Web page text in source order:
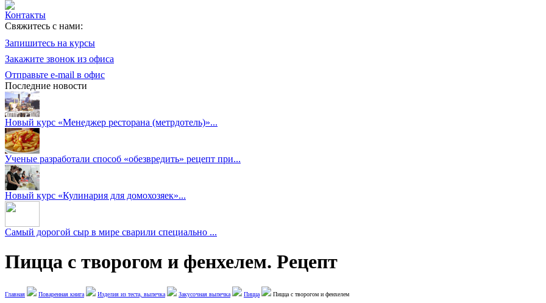
Контакты
Свяжитесь с нами:
Запишитесь на курсы
Закажите звонок из офиса
Отправьте e-mail в офис
Последние новости
Новый курс «Менеджер ресторана (метрдотель)»...
Ученые разработали способ «обезвредить» рецепт при...
Новый курс «Кулинария для домохозяек»...
Самый дорогой сыр в мире сварили специально ...
Пицца с творогом и фенхелем. Рецепт
Главная Поваренная книга Изделия из теста, выпечка Закусочная выпечка Пицца Пицца с творогом и фенхелем